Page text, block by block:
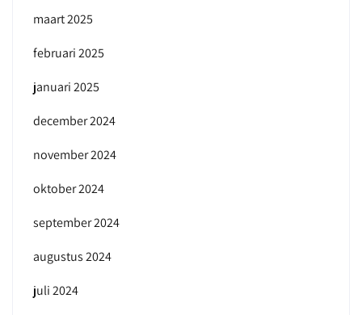
maart 2025
februari 2025
januari 2025
december 2024
november 2024
oktober 2024
september 2024
augustus 2024
juli 2024